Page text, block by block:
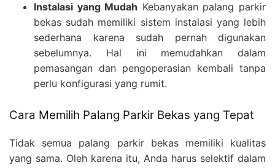
Instalasi yang Mudah Kebanyakan palang parkir
bekas sudah memiliki sistem instalasi yang lebih
sederhana karena sudah pernah digunakan
sebelumnya. Hal ini memudahkan dalam
pemasangan dan pengoperasian kembali tanpa
perlu konfigurasi yang rumit.
Cara Memilih Palang Parkir Bekas yang Tepat
Tidak semua palang parkir bekas memiliki kualitas
yang sama. Oleh karena itu, Anda harus selektif dalam